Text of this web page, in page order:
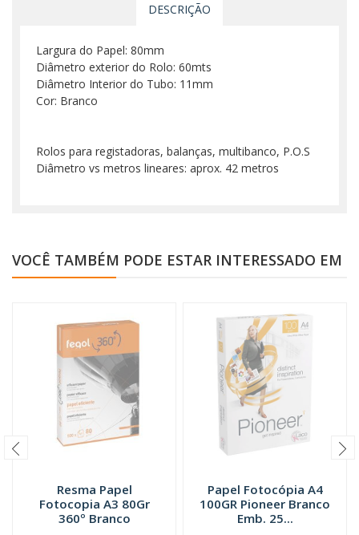
DESCRIÇÃO
Largura do Papel: 80mm
Diâmetro exterior do Rolo: 60mts
Diâmetro Interior do Tubo: 11mm
Cor: Branco
Rolos para registadoras, balanças, multibanco, P.O.S
Diâmetro vs metros lineares: aprox. 42 metros
VOCÊ TAMBÉM PODE ESTAR INTERESSADO EM
Resma Papel
Fotocopia A3 80Gr
360º Branco
Papel Fotocópia A4
100GR Pioneer Branco
Emb. 25...